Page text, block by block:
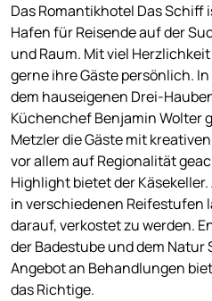
Das Romantikhotel Das Schiff
Hafen für Reisende auf der
und Raum. Mit viel
gerne ihre Gäste persönlich. In
dem hauseigenen Drei-
Küchenchef Benjamin Wolter
Metzler die Gäste mit
vor allem auf Regionalität
Highlight bietet der
in verschiedenen Reifestufen
darauf, verkostet zu werden.
der Badestube und dem Natur
Angebot an Behandlungen
das Richtige.